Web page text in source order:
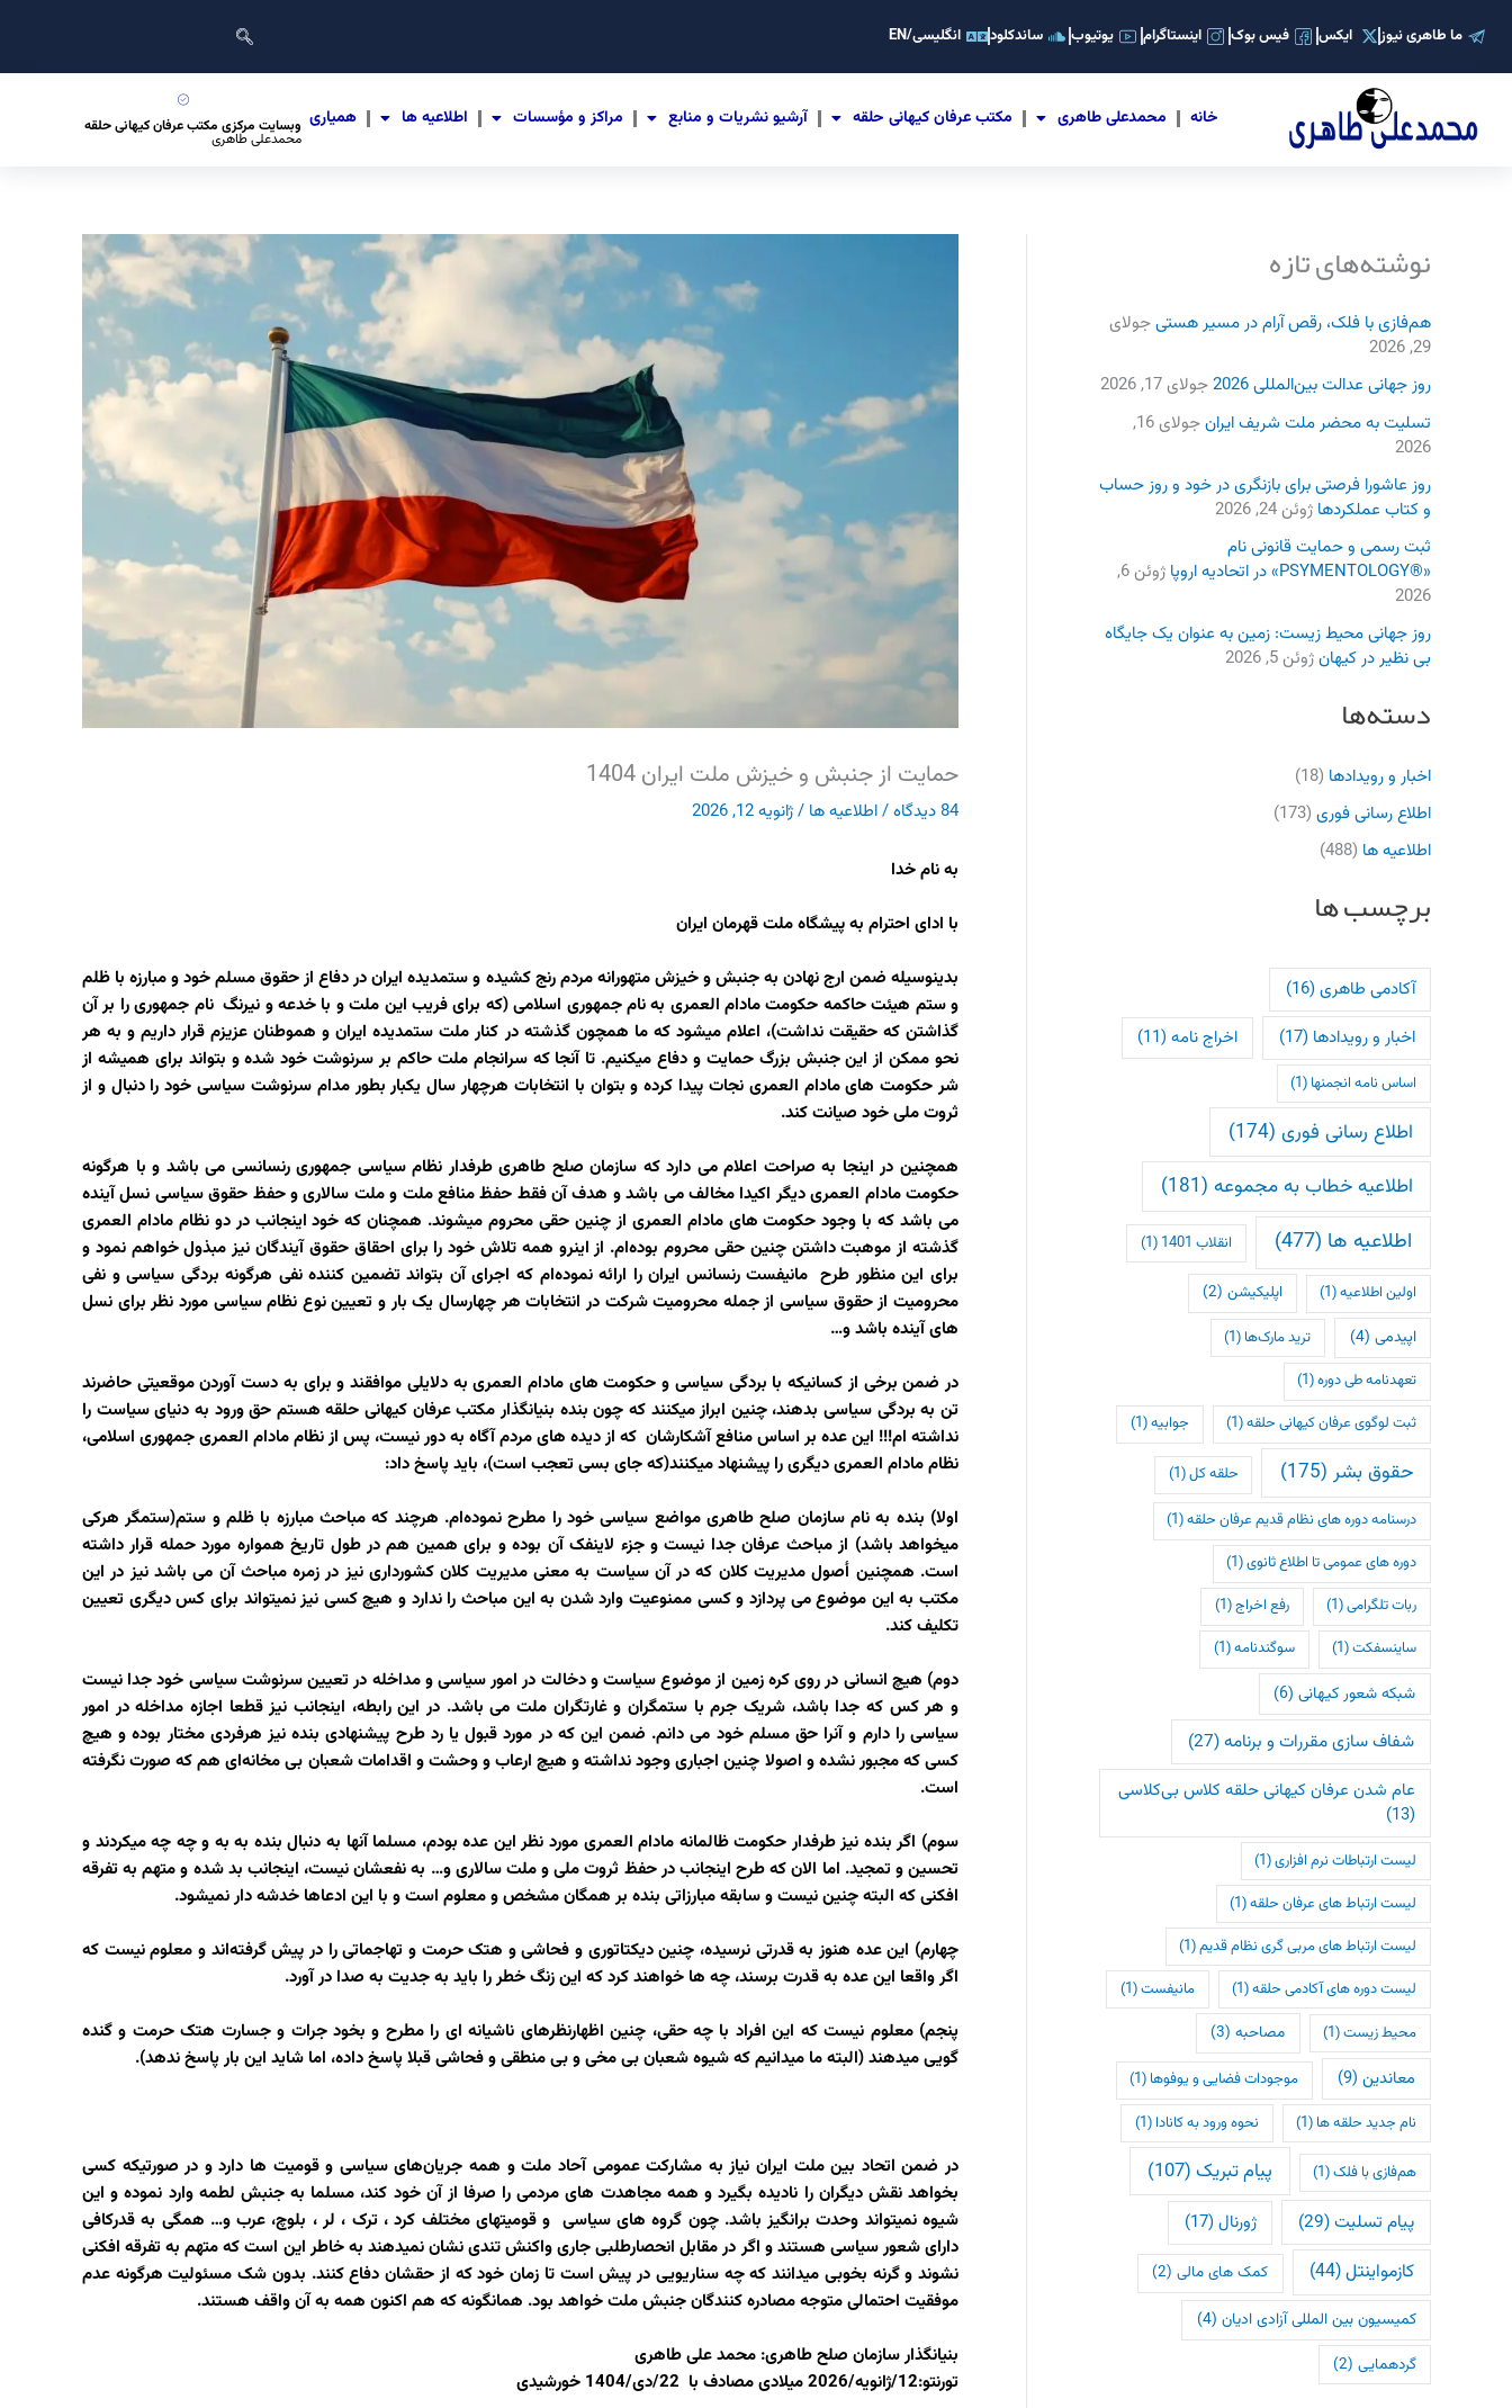
ما طاهری نیوز ایکس فیس بوک اینستاگرام یوتیوب ساندکلود انگلیسی/EN
خانه محمدعلی طاهری مکتب عرفان کیهانی حلقه آرشیو نشریات و منابع مراکز و مؤسسات اطلاعیه ها همیاری وبسایت مرکزی مکتب عرفان کیهانی حلقه
محمدعلی طاهری
نوشته‌های تازه
هم‌فازی با فلک، رقص آرام در مسیر هستیجولای
29, 2026
روز جهانی عدالت بین‌المللی 2026
جولای 17, 2026
تسلیت به محضر ملت شریف ایران
جولای 16,
2026
روز عاشورا فرصتی برای بازنگری در خود و روز حساب
و کتاب عملکردها ژوئن 24, 2026
ثبت رسمی و حمایت قانونی نام
«®PSYMENTOLOGY» در اتحادیه اروپا
ژوئن 6,
2026
روز جهانی محیط زیست: زمین به عنوان یک جایگاه
بی نظیر در کیهانژوئن 5, 2026
دسته‌ها
اخبار و رویدادها (18)
اطلاع رسانی فوری (173)
اطلاعیه ها (488)
برچسب ها
آکادمی طاهری(16)
اخبار و رویدادها (17) اخراج نامه (11)
اساس نامه انجمنها (1)
اطلاع رسانی فوری (174)
اطلاعیه خطاب به مجموعه (181)
اطلاعیه ها (477) انقلاب 1401 (1)
اولین اطلاعیه(1) اپلیکیشن (2)
اپیدمی (4) ترید مارک‌ها (1)
تعهدنامه طی دوره(1)
ثبت لوگوی عرفان کیهانی حلقه(1) جوابیه(1)
حقوق بشر (175) حلقه کل(1)
درسنامه دوره های نظام قدیم عرفان حلقه(1)
دوره های عمومی تا اطلاع ثانوی(1)
ربات تلگرامی(1) رفع اخراج(1)
ساینسفکت(1) سوگندنامه(1)
شبکه شعور کیهانی(6)
شفاف سازی مقررات و برنامه(27)
عام شدن عرفان کیهانی حلقه کلاس بی‌کلاسی
(13)
لیست ارتباطات نرم افزاری(1)
لیست ارتباط های عرفان حلقه(1)
لیست ارتباط های مربی گری نظام قدیم(1)
لیست دوره های آکادمی حلقه(1) مانیفست(1)
محیط زیست(1) مصاحبه(3)
معاندین (9) موجودات فضایی و یوفوها (1)
نام جدید حلقه ها (1) نحوه ورود به کانادا (1)
هم‌فازی با فلک(1) پیام تبریک(107)
پیام تسلیت(29) ژورنال(17)
کازمواینتل(44) کمک های مالی(2)
کمیسیون بین المللی آزادی ادیان (4)
گردهمایی (2)
حمایت از جنبش و خیزش ملت ایران 1404
84 دیدگاه /اطلاعیه ها /ژانویه 12, 2026
به نام خدا
با ادای احترام به پیشگاه ملت قهرمان ایران
بدینوسیله ضمن ارج نهادن به جنبش و خیزش متهورانه مردم رنج کشیده و ستمدیده ایران در دفاع از حقوق مسلم خود و مبارزه با ظلم
و ستم هیئت حاکمه حکومت مادام العمری به نام جمهوری اسلامی (که برای فریب این ملت و با خدعه و نیرنگ نام جمهوری را بر آن
گذاشتن که حقیقت نداشت)، اعلام میشود که ما همچون گذشته در کنار ملت ستمدیده ایران و هموطنان عزیزم قرار داریم و به هر
نحو ممکن از این جنبش بزرگ حمایت و دفاع میکنیم. تا آنجا که سرانجام ملت حاکم بر سرنوشت خود شده و بتواند برای همیشه از
شر حکومت های مادام العمری نجات پیدا کرده و بتوان با انتخابات هرچهار سال یکبار بطور مدام سرنوشت سیاسی خود را دنبال و از
ثروت ملی خود صیانت کند.
همچنین در اینجا به صراحت اعلام می دارد که سازمان صلح طاهری طرفدار نظام سیاسی جمهوری رنسانسی می باشد و با هرگونه
حکومت مادام العمری دیگر اکیدا مخالف می باشد و هدف آن فقط حفظ منافع ملت و ملت سالاری و حفظ حقوق سیاسی نسل آینده
می باشد که با وجود حکومت های مادام العمری از چنین حقی محروم میشوند. همچنان که خود اینجانب در دو نظام مادام العمری
گذشته از موهبت داشتن چنین حقی محروم بوده‌ام. از اینرو همه تلاش خود را برای احقاق حقوق آیندگان نیز مبذول خواهم نمود و
برای این منظور طرح مانیفست رنسانس ایران را ارائه نموده‌ام که اجرای آن بتواند تضمین کننده نفی هرگونه بردگی سیاسی و نفی
محرومیت از حقوق سیاسی از جمله محرومیت شرکت در انتخابات هر چهارسال یک بار و تعیین نوع نظام سیاسی مورد نظر برای نسل
های آینده باشد و…
در ضمن برخی از کسانیکه با بردگی سیاسی و حکومت های مادام العمری به دلایلی موافقند و برای به دست آوردن موقعیتی حاضرند
تن به بردگی سیاسی بدهند، چنین ابراز میکنند که چون بنده بنیانگذار مکتب عرفان کیهانی حلقه هستم حق ورود به دنیای سیاست را
نداشته ام!!! این عده بر اساس منافع آشکارشان که از دیده های مردم آگاه به دور نیست، پس از نظام مادام العمری جمهوری اسلامی،
نظام مادام العمری دیگری را پیشنهاد میکنند(که جای بسی تعجب است)، باید پاسخ داد:
اولا) بنده به نام سازمان صلح طاهری مواضع سیاسی خود را مطرح نموده‌ام. هرچند که مباحث مبارزه با ظلم و ستم(ستمگر هرکی
میخواهد باشد) از مباحث عرفان جدا نیست و جزء لاینفک آن بوده و برای همین هم در طول تاریخ همواره مورد حمله قرار داشته
است. همچنین أصول مدیریت کلان که در آن سیاست به معنی مدیریت کلان کشورداری نیز در زمره مباحث آن می باشد نیز در این
مکتب به این موضوع می پردازد و کسی ممنوعیت وارد شدن به این مباحث را ندارد و هیچ کسی نیز نمیتواند برای کس دیگری تعیین
تکلیف کند.
دوم) هیچ انسانی در روی کره زمین از موضوع سیاست و دخالت در امور سیاسی و مداخله در تعیین سرنوشت سیاسی خود جدا نیست
و هر کس که جدا باشد، شریک جرم با ستمگران و غارتگران ملت می باشد. در این رابطه، اینجانب نیز قطعا اجازه مداخله در امور
سیاسی را دارم و آنرا حق مسلم خود می دانم. ضمن این که در مورد قبول یا رد طرح پیشنهادی بنده نیز هرفردی مختار بوده و هیچ
کسی که مجبور نشده و اصولا چنین اجباری وجود نداشته و هیچ ارعاب و وحشت و اقدامات شعبان بی مخانه‌ای هم که صورت نگرفته
است.
سوم) اگر بنده نیز طرفدار حکومت ظالمانه مادام العمری مورد نظر این عده بودم، مسلما آنها به دنبال بنده به به و چه چه میکردند و
تحسین و تمجید. اما الان که طرح اینجانب در حفظ ثروت ملی و ملت سالاری و… به نفعشان نیست، اینجانب بد شده و متهم به تفرقه
افکنی که البته چنین نیست و سابقه مبارزاتی بنده بر همگان مشخص و معلوم است و با این ادعاها خدشه دار نمیشود.
چهارم) این عده هنوز به قدرتی نرسیده، چنین دیکتاتوری و فحاشی و هتک حرمت و تهاجماتی را در پیش گرفته‌اند و معلوم نیست که
اگر واقعا این عده به قدرت برسند، چه ها خواهند کرد که این زنگ خطر را باید به جدیت به صدا در آورد.
پنجم) معلوم نیست که این افراد با چه حقی، چنین اظهارنظرهای ناشیانه ای را مطرح و بخود جرات و جسارت هتک حرمت و گنده
گویی میدهند(البته ما میدانیم که شیوه شعبان بی مخی و بی منطقی و فحاشی قبلا پاسخ داده، اما شاید این بار پاسخ ندهد).
در ضمن اتحاد بین ملت ایران نیاز به مشارکت عمومی آحاد ملت و همه جریان‌های سیاسی و قومیت ها دارد و در صورتیکه کسی
بخواهد نقش دیگران را نادیده بگیرد و همه مجاهدت های مردمی را صرفا از آن خود کند، مسلما به جنبش لطمه وارد نموده و این
شیوه نمیتواند وحدت برانگیز باشد. چون گروه های سیاسی و قومیتهای مختلف کرد ، ترک ، لر ، بلوچ، عرب و… همگی به قدرکافی
دارای شعور سیاسی هستند و اگر در مقابل انحصارطلبی جاری واکنش تندی نشان نمیدهند به خاطر این است که متهم به تفرقه افکنی
نشوند و گرنه بخوبی میدانند که چه سناریویی در پیش است تا زمان خود که از حقشان دفاع کنند. بدون شک مسئولیت هرگونه عدم
موفقیت احتمالی متوجه مصادره کنندگان جنبش ملت خواهد بود. همانگونه که هم اکنون همه به آن واقف هستند.
بنیانگذار سازمان صلح طاهری: محمد علی طاهری
تورنتو:12/ژانویه/2026 میلادی مصادف با 22/دی/1404 خورشیدی